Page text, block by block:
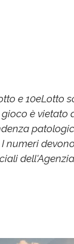
e 10eLotto
è vietato
numeri